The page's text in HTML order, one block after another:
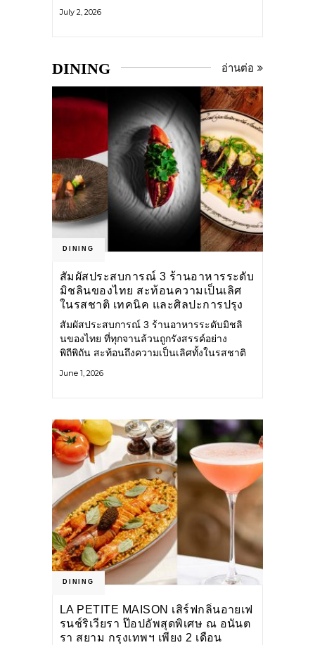
ของเมืองใหญ่ มาสัมผัสประสบการณ์การพัก
บันดาลใจจากยุคฟื้นฟูศิลปวัฒนธรรมในสมัย
รัชกาลที่
July 2, 2026
DINING อ่านต่อ
DINING
สัมผัสประสบการณ์ 3 ร้านอาหารระดับ
มิชลินของไทย สะท้อนความเป็นเลิศ
ในรสชาติ เทคนิค และศิลปะการปรุง
อาหาร
สัมผัสประสบการณ์ 3 ร้านอาหารระดับมิชลิ
นของไทย ที่ทุกจานล้วนถูกรังสรรค์อย่าง
พิถีพิถัน สะท้อนถึงความเป็นเลิศทั้งในรสชาติ
KHAO SAN SEK ร้านอาหารไทยสไตล์แคช
June 1, 2026
DINING
LA PETITE MAISON เสิร์ฟกลิ่นอายเฟ
รนช์ริเวียรา ป๊อปอัพสุดพิเศษ ณ อนันต
รา สยาม กรุงเทพฯ เพียง 2 เดือน